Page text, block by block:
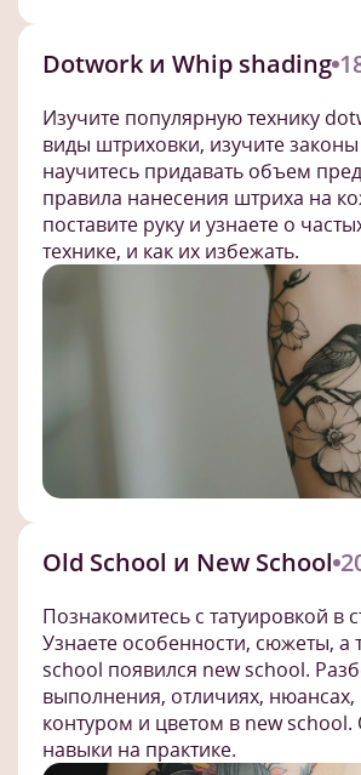
Dotwork и Whip shading
Изучите популярную технику
виды штриховки, изучите законы
научитесь придавать объем
правила нанесения штриха на
поставите руку и узнаете о
технике, и как их избежать.
Old School и New School
Познакомитесь с татуировкой в
Узнаете особенности, сюжеты, а
school появился new school.
выполнения, отличиях, нюансах,
контуром и цветом в new school.
навыки на практике.